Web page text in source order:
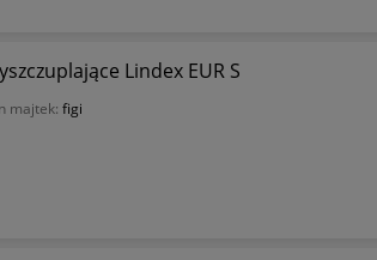
Lindex EUR S
majtek: figi